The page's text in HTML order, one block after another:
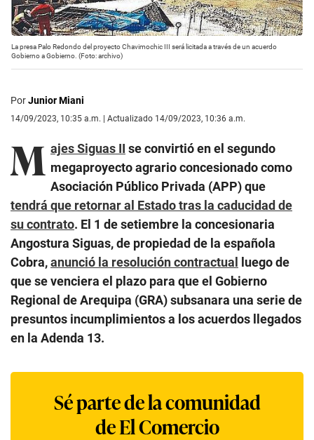
La presa Palo Redondo del proyecto Chavimochic III será licitada a través de un acuerdo
Gobierno a Gobierno. (Foto: archivo)
PorJunior Miani
14/09/2023, 10:35 a.m. | Actualizado 14/09/2023, 10:36 a.m.
M ajes Siguas II se convirtió en el segundo
megaproyecto agrario concesionado como
Asociación Público Privada (APP) que
tendrá que retornar al Estado tras la caducidad de
su contrato. El 1 de setiembre la concesionaria
Angostura Siguas, de propiedad de la española
Cobra,anunció la resolución contractual
luego de
que se venciera el plazo para que el Gobierno
Regional de Arequipa (GRA) subsanara una serie de
presuntos incumplimientos a los acuerdos llegados
en la Adenda 13.